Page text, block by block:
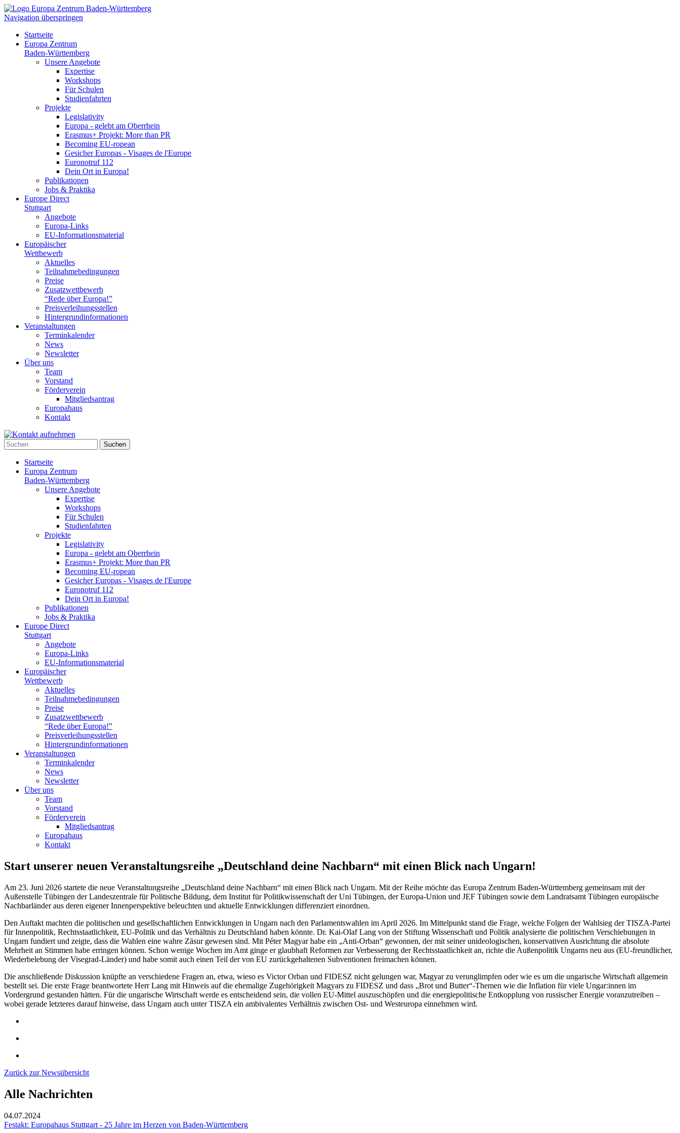
Navigation überspringen
Startseite
Europa Zentrum
Baden-Württemberg
Unsere Angebote
Expertise
Workshops
Für Schulen
Studienfahrten
Projekte
Legislativity
Europa - gelebt am Oberrhein
Erasmus+ Projekt: More than PR
Becoming EU-ropean
Gesicher Europas - Visages de l'Europe
Euronotruf 112
Dein Ort in Europa!
Publikationen
Jobs & Praktika
Europe Direct
Stuttgart
Angebote
Europa-Links
EU-Informationsmaterial
Europäischer
Wettbewerb
Aktuelles
Teilnahme­bedingungen
Preise
Zusatzwettbewerb
“Rede über Europa!”
Preisverleihungsstellen
Hintergrundinformationen
Veranstaltungen
Terminkalender
News
Newsletter
Über uns
Team
Vorstand
Förderverein
Mitgliedsantrag
Europahaus
Kontakt
Suchen
Startseite
Europa Zentrum
Baden-Württemberg
Unsere Angebote
Expertise
Workshops
Für Schulen
Studienfahrten
Projekte
Legislativity
Europa - gelebt am Oberrhein
Erasmus+ Projekt: More than PR
Becoming EU-ropean
Gesicher Europas - Visages de l'Europe
Euronotruf 112
Dein Ort in Europa!
Publikationen
Jobs & Praktika
Europe Direct
Stuttgart
Angebote
Europa-Links
EU-Informationsmaterial
Europäischer
Wettbewerb
Aktuelles
Teilnahme­bedingungen
Preise
Zusatzwettbewerb
“Rede über Europa!”
Preisverleihungsstellen
Hintergrundinformationen
Veranstaltungen
Terminkalender
News
Newsletter
Über uns
Team
Vorstand
Förderverein
Mitgliedsantrag
Europahaus
Kontakt
Start unserer neuen Veranstaltungsreihe „Deutschland deine Nachbarn“ mit einen Blick nach Ungarn!
Am 23. Juni 2026 startete die neue Veranstaltungsreihe „Deutschland deine Nachbarn“ mit einen Blick nach Ungarn. Mit der Reihe möchte das Europa Zentrum Baden-Württemberg gemeinsam mit der
Außenstelle Tübingen der Landeszentrale für Politische Bildung, dem Institut für Politikwissenschaft der Uni Tübingen, der Europa-Union und JEF Tübingen sowie dem Landratsamt Tübingen europäische
Nachbarländer aus deren eigener Innenperspektive beleuchten und aktuelle Entwicklungen differenziert einordnen.
Den Auftakt machten die politischen und gesellschaftlichen Entwicklungen in Ungarn nach den Parlamentswahlen im April 2026. Im Mittelpunkt stand die Frage, welche Folgen der Wahlsieg der TISZA-Partei
für Innenpolitik, Rechtsstaatlichkeit, EU-Politik und das Verhältnis zu Deutschland haben könnte. Dr. Kai-Olaf Lang von der Stiftung Wissenschaft und Politik analysierte die politischen Verschiebungen in
Ungarn fundiert und zeigte, dass die Wahlen eine wahre Zäsur gewesen sind. Mit Péter Magyar habe ein „Anti-Orban“ gewonnen, der mit seiner unideologischen, konservativen Ausrichtung die absolute
Mehrheit an Stimmen habe erringen können. Schon wenige Wochen im Amt ginge er glaubhaft Reformen zur Verbesserung der Rechtsstaatlichkeit an, richte die Außenpolitik Ungarns neu aus (EU-freundlicher,
Wiederbelebung der Visegrad-Länder) und habe somit auch einen Teil der von EU zurückgehaltenen Subventionen freimachen können.
Die anschließende Diskussion knüpfte an verschiedene Fragen an, etwa, wieso es Victor Orban und FIDESZ nicht gelungen war, Magyar zu verunglimpfen oder wie es um die ungarische Wirtschaft allgemein
bestellt sei. Die erste Frage beantwortete Herr Lang mit Hinweis auf die ehemalige Zugehörigkeit Magyars zu FIDESZ und dass „Brot und Butter“-Themen wie die Inflation für viele Ungar:innen im
Vordergrund gestanden hätten. Für die ungarische Wirtschaft werde es entscheidend sein, die vollen EU-Mittel auszuschöpfen und die energiepolitische Entkopplung von russischer Energie voranzutreiben –
wobei gerade letzteres darauf hinweise, dass Ungarn auch unter TISZA ein ambivalentes Verhältnis zwischen Ost- und Westeuropa einnehmen wird.
Zurück zur Newsübersicht
Alle Nachrichten
04.07.2024
Festakt: Europahaus Stuttgart - 25 Jahre im Herzen von Baden-Württemberg